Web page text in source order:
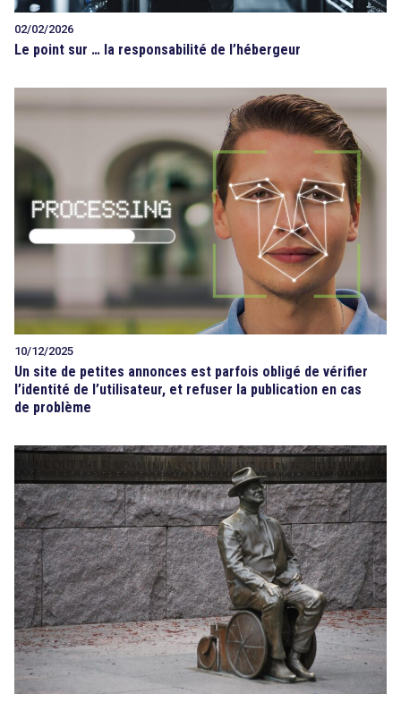
02/02/2026
Le point sur … la responsabilité de l’hébergeur
10/12/2025
Un site de petites annonces est parfois obligé de vérifier
l’identité de l’utilisateur, et refuser la publication en cas
de problème